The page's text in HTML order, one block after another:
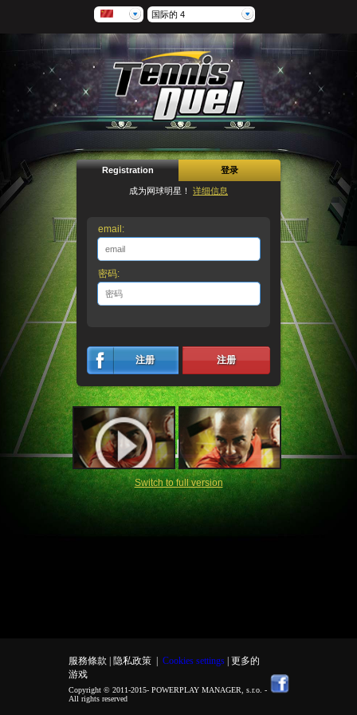
国际的 4
Registration 登录
成为网球明星！ 详细信息
email:
密码:
注册 注册
Switch to full version
服務條款 | 隐私政策| Cookies settings
| 更多的
游戏
Copyright © 2011-2015- POWERPLAY MANAGER, s.r.o. -
All rights reserved